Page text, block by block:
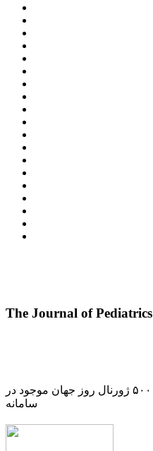
The Journal of Pediatrics
دسترسی یکساله به بیش از ۵۰۰ ژورنال روز جهان موجود در
سامانه